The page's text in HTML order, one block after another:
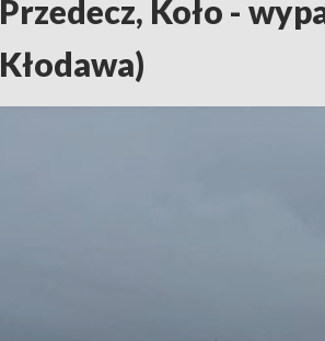
Przedecz, Koło -
Kłodawa)